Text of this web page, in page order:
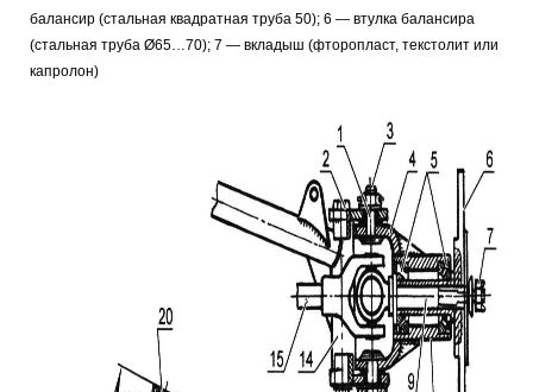
балансир (стальная квадратная труба 50); 6 — втулка балансира
(стальная труба Ø65…70); 7 — вкладыш (фторопласт, текстолит или
капролон)